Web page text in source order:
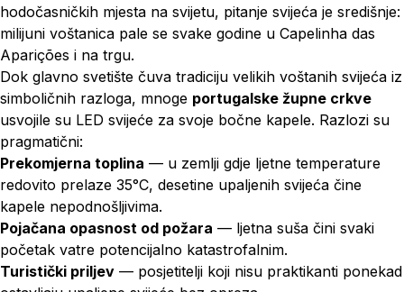
hodočasničkih mjesta na svijetu, pitanje svijeća je središnje:
milijuni voštanica pale se svake godine u Capelinha das
Aparições i na trgu.
Dok glavno svetište čuva tradiciju velikih voštanih svijeća iz
simboličnih razloga, mnoge portugalske župne crkve
usvojile su LED svijeće za svoje bočne kapele. Razlozi su
pragmatični:
Prekomjerna toplina — u zemlji gdje ljetne temperature
redovito prelaze 35°C, desetine upaljenih svijeća čine
kapele nepodnošljivima.
Pojačana opasnost od požara — ljetna suša čini svaki
početak vatre potencijalno katastrofalnim.
Turistički priljev — posjetitelji koji nisu praktikanti ponekad